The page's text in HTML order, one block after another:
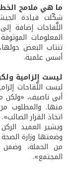
ما هي ملامح
شكّلت قيادة
اللَّقاحات إضافة
المعلومات
تنتاب البعض
أسس علمية.
ليست إلزامية
ليست اللَّقاحات
أبي ناصيف، «ولكن
منها. والمطلوب
اتخاذ القرار الصائب».
ويشير العميد
وضعتها وزارة
من الحملة،
المجتمع».